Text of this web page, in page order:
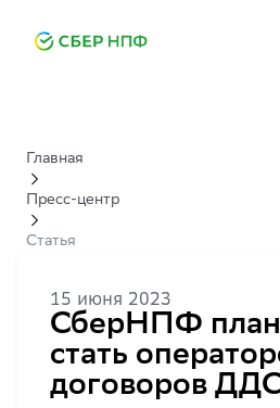
Главная
Пресс-центр
Статья
15 июня 2023
СберНПФ
стать
договоров